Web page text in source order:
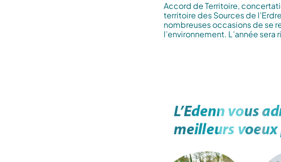
Accord de Territoire,
territoire des Sources de
nombreuses occasions de se
l’environnement. L’année